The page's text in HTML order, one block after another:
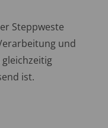
Steppweste
und
ist.